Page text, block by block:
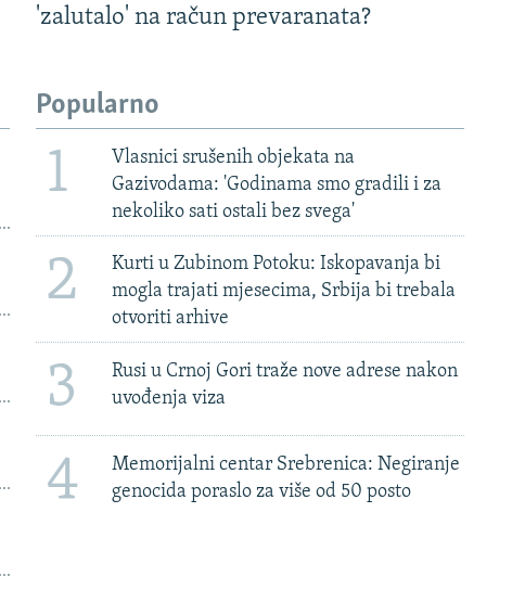
'zalutalo' na račun prevaranata?
Popularno
1
Vlasnici srušenih objekata na
Gazivodama: 'Godinama smo gradili i za
nekoliko sati ostali bez svega'
2
Kurti u Zubinom Potoku: Iskopavanja bi
mogla trajati mjesecima, Srbija bi trebala
otvoriti arhive
3
Rusi u Crnoj Gori traže nove adrese nakon
uvođenja viza
4
Memorijalni centar Srebrenica: Negiranje
genocida poraslo za više od 50 posto